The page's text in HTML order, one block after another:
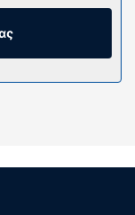
σας
με
εσωτερική